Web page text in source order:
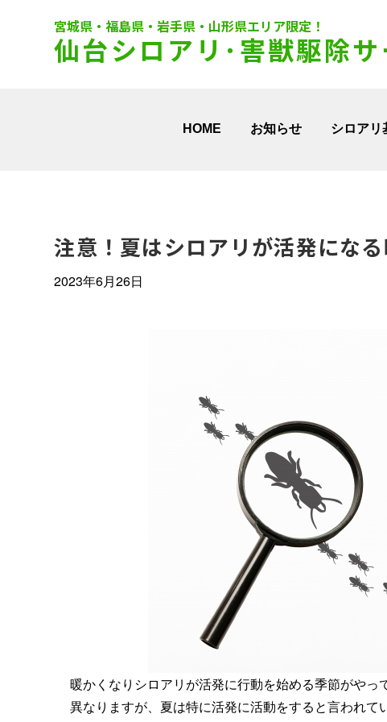
仙台シロアリ･害獣駆除サ
HOME お知らせ シロアリ
注意！夏はシロアリが活発になる
2023年6月26日
暖かくなりシロアリが活発に行動を始める季節がや
異なりますが、夏は特に活発に活動をすると言われて